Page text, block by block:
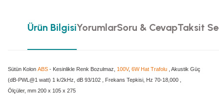
Ürün BilgisiYorumlarSoru & CevapTaksit
Sütün Kolon ABS - Kesinlikle Renk Bozulmaz, 100V, 6W Hat Trafolu , Akustik Güç
(dB-PWL@1 watt) 1 k/2kHz, dB 93/102 , Frekans Tepkisi, Hz 70-18,000 ,
Ölçüler, mm 200 x 105 x 275